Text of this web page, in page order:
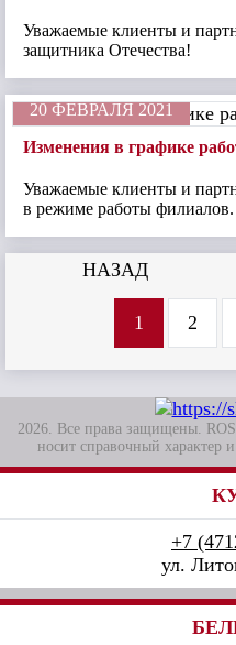
Уважаемые клиенты и
защитника Отечества!
20 ФЕВРАЛЯ 2021
Изменения в графике
Уважаемые клиенты и
в режиме работы филиалов.
НАЗАД
1 2
2026. Все права защищены.
носит справочный характер
+7
ул.